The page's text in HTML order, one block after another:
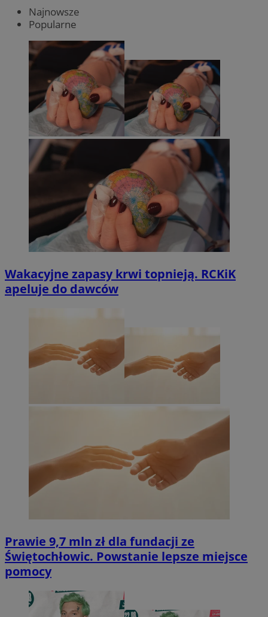
Najnowsze
Popularne
Wakacyjne zapasy krwi topnieją. RCKiK
apeluje do dawców
Prawie 9,7 mln zł dla fundacji ze
Świętochłowic. Powstanie lepsze miejsce
pomocy